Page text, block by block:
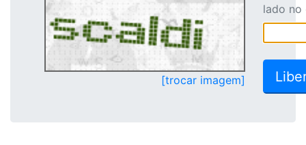
[trocar imagem]
lado no